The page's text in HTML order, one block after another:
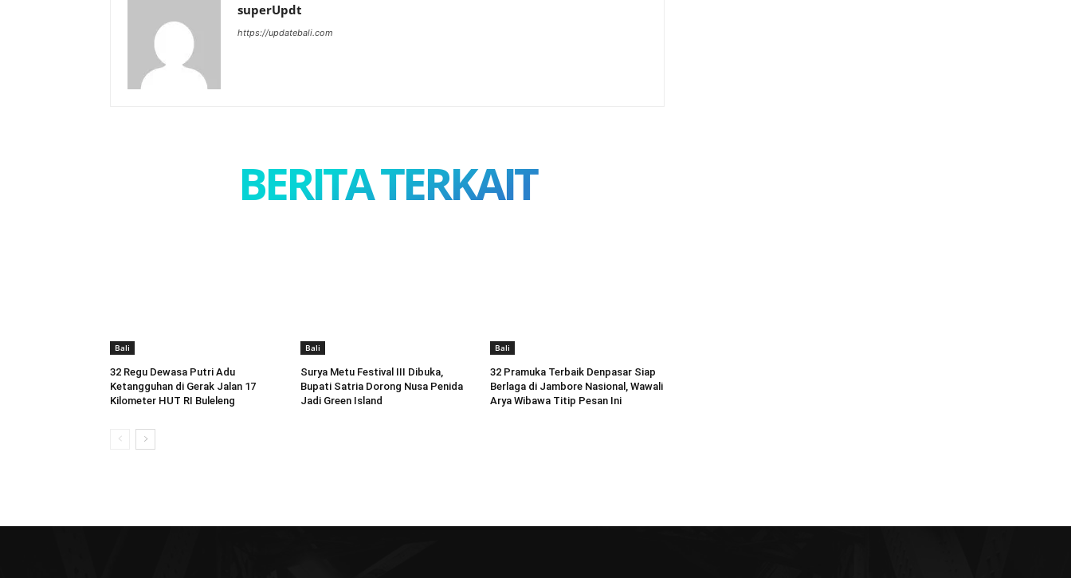
superUpdt
https://updatebali.com
BERITA TERKAIT
Bali
32 Regu Dewasa Putri Adu
Ketangguhan di Gerak Jalan 17
Kilometer HUT RI Buleleng
Bali
Surya Metu Festival III Dibuka,
Bupati Satria Dorong Nusa Penida
Jadi Green Island
Bali
32 Pramuka Terbaik Denpasar Siap
Berlaga di Jambore Nasional, Wawali
Arya Wibawa Titip Pesan Ini